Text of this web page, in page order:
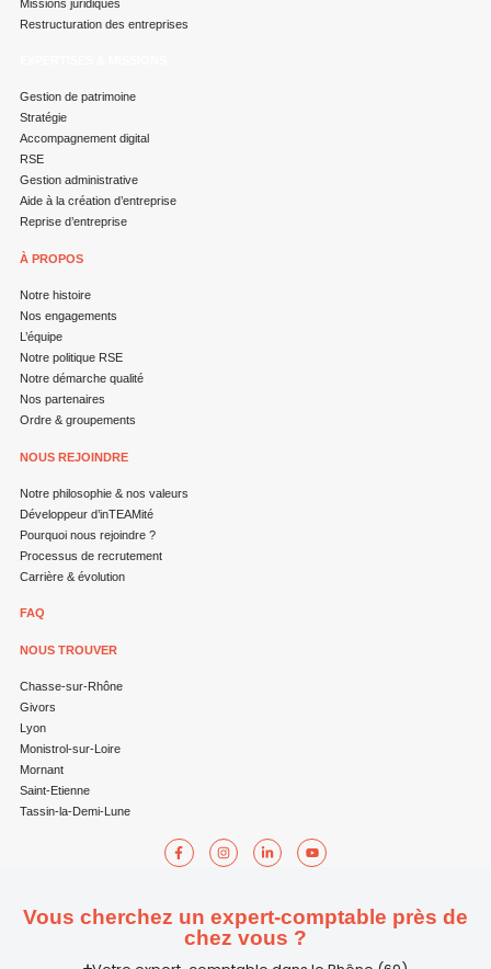
Missions juridiques
Restructuration des entreprises
Gestion de patrimoine
Stratégie
Accompagnement digital
RSE
Gestion administrative
Aide à la création d’entreprise
Reprise d’entreprise
À PROPOS
Notre histoire
Nos engagements
L’équipe
Notre politique RSE
Notre démarche qualité
Nos partenaires
Ordre & groupements
NOUS REJOINDRE
Notre philosophie & nos valeurs
Développeur d’inTEAMité
Pourquoi nous rejoindre ?
Processus de recrutement
Carrière & évolution
FAQ
NOUS TROUVER
Chasse-sur-Rhône
Givors
Lyon
Monistrol-sur-Loire
Mornant
Saint-Etienne
Tassin-la-Demi-Lune
Vous cherchez un expert-comptable près de
chez vous ?